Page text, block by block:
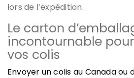
lors de l’expédition.
Le carton
incontournable
vos colis
Envoyer un colis au Canada ou